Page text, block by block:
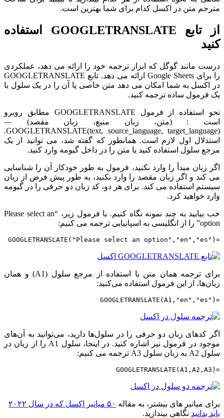
مترجم متن در اکسل کدام برای شما بهترین است.
از تابع GOOGLETRANSLATE استفاده
کنید
درست مانند گوگل که ابزار ترجمه خود را ارائه می دهد، عملکردی
را برای Google Sheets ارائه می دهد. تابع GOOGLETRANSLATE
در اکسل به شما امکان می دهد متن خاصی یا آن را در یک سلول با
یک فرمول ساده ترجمه کنید.
نحو استفاده از فرمول GOOGLETRANSLATE مطابق روبرو
است : (متن، زبان منبع، زبان مقصد) —
GOOGLETRANSLATE(text, source_language, target_language).
استدلال اول لازم است. همانطور که گفته شد، می توانید از یک
مرجع سلول استفاده کنید یا متن را در داخل گیومه وارد کنید.
اگر زبان مبدأ را وارد نکنید، فرمول به طور خودکار آن را شناسایی
می کند و اگر زبان مقصد را وارد نکنید، به طور پیش فرض از زبان
سیستم استفاده می کند. برای هر دو، کد زبان دو حرفی را در گیومه
وارد خواهید کرد.
خب بیایید به چند نمونه نگاه کنیم. با فرمول زیر، “Please select an
option” را از انگلیسی به اسپانیایی ترجمه می کنیم:
=GOOGLETRANSLATE("Please select an option","en","es")
برای ترجمه همان متن با استفاده از مرجع سلول (A1) و همان
زبان‌ها، از این فرمول استفاده می‌کنید:
=GOOGLETRANSLATE(A1,"en","es")
اگر کدهای زبان دو حرفی را در سلول‌ها دارید، می‌توانید به آن‌های
موجود در فرمول نیز اشاره کنید. در اینجا، سلول A1 را از زبان در
سلول A2 به زبان سلول A3 ترجمه می کنیم:
=GOOGLETRANSLATE(A1,A2,A3)
برای میانبر های بیشتر، به مقاله
۵۰ میانبر اکسل که در سال ۲۰۲۲
باید بدانید نگاهی بیندازید.